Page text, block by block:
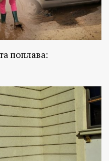
поплава: